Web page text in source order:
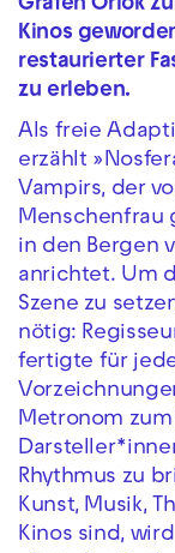
Grafen Orlok
Kinos
restaurierter
zu erleben.
Als freie
erzählt
Vampirs, der
Menschenfrau
in den Bergen
anrichtet. Um
Szene zu
nötig:
fertigte für
Metronom zum
Rhythmus zu
Kunst, Musik,
Kinos sind,